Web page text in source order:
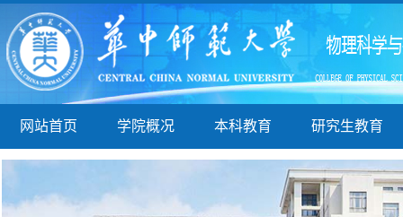
网站首页 学院概况 本科教育 研究生教育